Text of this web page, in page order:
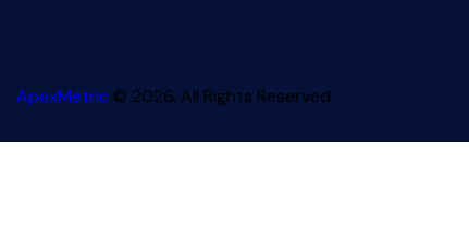
ApexMetric © 2026. All Rights Reserved.